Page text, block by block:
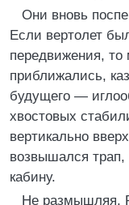
Они вновь
Если вертолет
передвижения, то
приближались,
будущего —
хвостовых
вертикально
возвышался трап,
кабину.
Не размышляя,